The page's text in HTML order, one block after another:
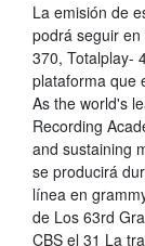
La emisión de
podrá seguir
370, Totalplay-
plataforma que
As the world's
Recording
and sustaining
se producirá
línea en
de Los 63rd
CBS el 31 La